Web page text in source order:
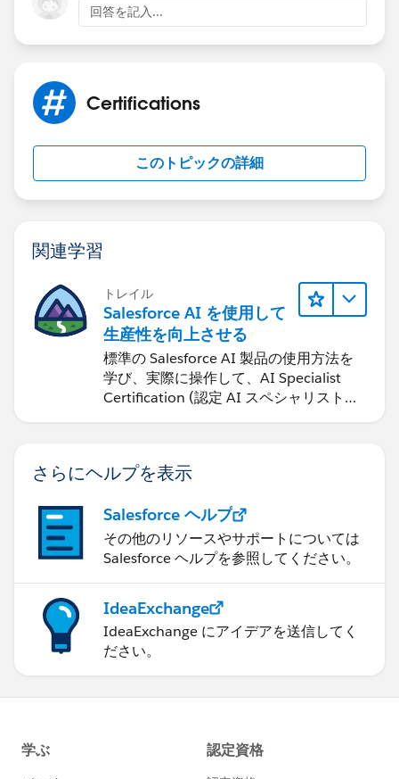
回答を記入...
Certifications
このトピックの詳細
関連学習
トレイル
Salesforce AI を使用して
生産性を向上させる
標準の Salesforce AI 製品の使用方法を
学び、実際に操作して、AI Specialist
Certification (認定 AI スペシャリスト資
さらにヘルプを表示
Salesforce ヘルプ
その他のリソースやサポートについては
Salesforce ヘルプを参照してください。
IdeaExchange
IdeaExchange にアイデアを送信してく
ださい。